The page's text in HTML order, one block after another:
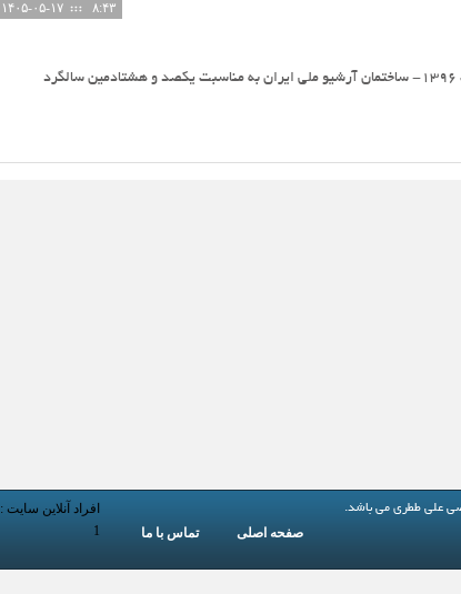
۸:۴۳
همایش یک روزه «تاریخ مطبوعات ایران» 23 اردیبهشت ۱۳۹۶- ساختمان آرشیو ملی ایران به مناسبت یکصد و هشتادمین سالگرد
علی ططری می باشد.
صفحه اصلی تماس با ما
افراد آنلاین سایت :
1